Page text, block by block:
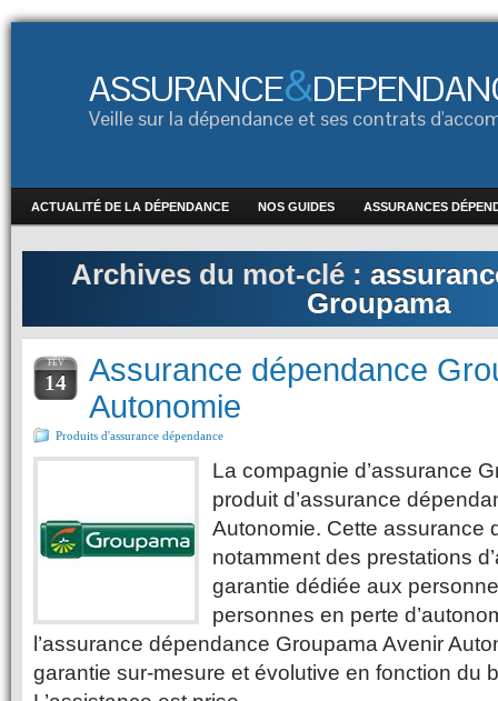
ASSURANCE&
Veille sur la dépendance et ses contrats
ACTUALITÉ DE LA DÉPENDANCE NOS GUIDES ASSURANCES
Archives du mot-clé :
Groupama
FÉV
14
Assurance dépendance
Autonomie
Produits d'assurance dépendance
La compagnie d’assurance
produit d’assurance
Autonomie. Cette assurance
notamment des prestations
garantie dédiée aux
personnes en perte
l’assurance dépendance Groupama Avenir
garantie sur-mesure et évolutive en fonction du